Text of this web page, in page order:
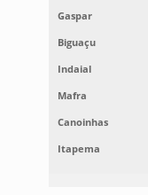
Gaspar
Biguaçu
Indaial
Mafra
Canoinhas
Itapema